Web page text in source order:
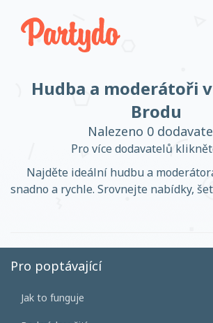
Hudba a moderátoři
Brodu
Nalezeno 0
Pro více dodavatelů
Najděte ideální hudbu a
snadno a rychle. Srovnejte nabídky,
Pro poptávající
Jak to funguje